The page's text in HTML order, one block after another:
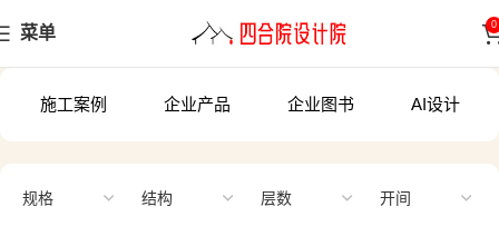
菜单 0
施工案例 企业产品 企业图书 AI设计